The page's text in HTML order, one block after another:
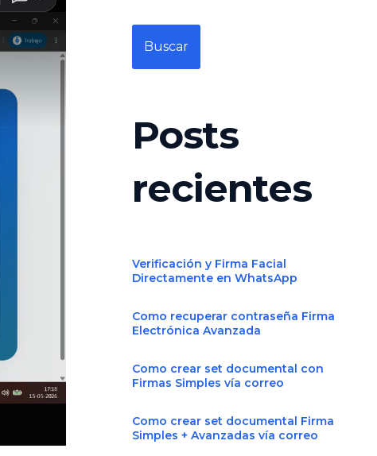
Buscar
Posts
recientes
Verificación y Firma Facial
Directamente en WhatsApp
Como recuperar contraseña Firma
Electrónica Avanzada
Como crear set documental con
Firmas Simples vía correo
Como crear set documental Firma
Simples + Avanzadas vía correo